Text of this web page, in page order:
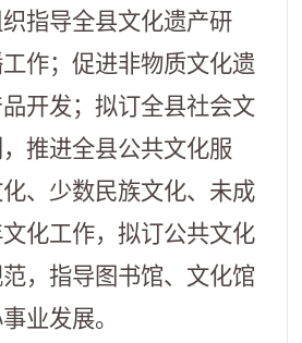
指导全县文化遗产研
作；促进非物质文化遗
开发；拟订全县社会文
推进全县公共文化服
、少数民族文化、未成
化工作，拟订公共文化
，指导图书馆、文化馆
业发展。